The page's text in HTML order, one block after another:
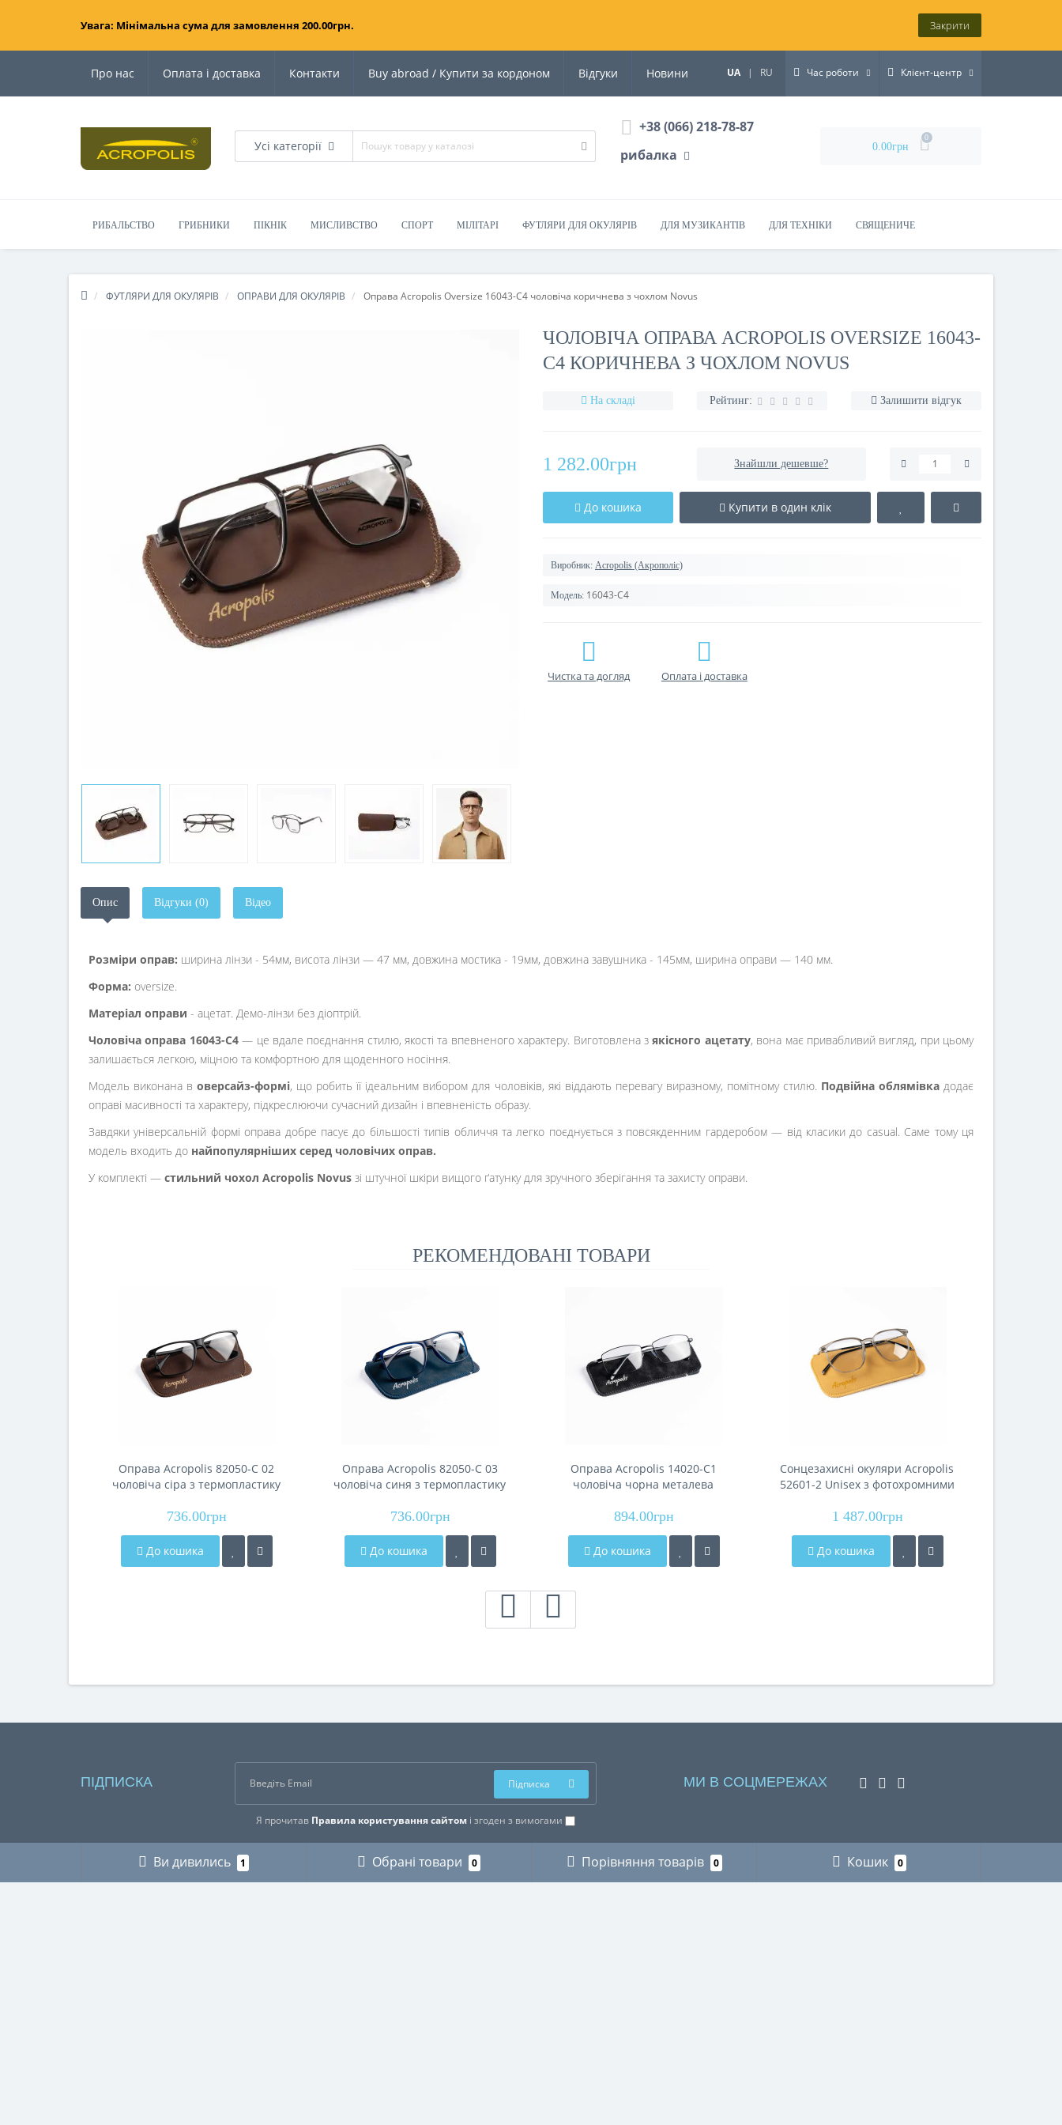
Увага: Мінімальна сума для замовлення 200.00грн. Закрити
Про нас Оплата і доставка Контакти Buy abroad / Купити за кордоном Відгуки Новини UA | RU Час роботи Клієнт-центр
Усі категорії
+38 (066) 218-78-87
рибалка
0.00грн
0
РИБАЛЬСТВО ГРИБНИКИ ПІКНІК МИСЛИВСТВО СПОРТ МІЛІТАРІ ФУТЛЯРИ ДЛЯ ОКУЛЯРІВ ДЛЯ МУЗИКАНТІВ ДЛЯ ТЕХНІКИ СВЯЩЕНИЧЕ
ФУТЛЯРИ ДЛЯ ОКУЛЯРІВ ОПРАВИ ДЛЯ ОКУЛЯРІВ Оправа Acropolis Oversize 16043-C4 чоловіча коричнева з чохлом Novus
ЧОЛОВІЧА ОПРАВА ACROPOLIS OVERSIZE 16043-
C4 КОРИЧНЕВА З ЧОХЛОМ NOVUS
На складі Рейтинг: Залишити відгук
1 282.00грн Знайшли дешевше?
До кошика Купити в один клік
Виробник: Acropolis (Акрополіс)
Модель: 16043-C4
Чистка та догляд Оплата і доставка
Опис Відгуки (0) Відео
Розміри оправ: ширина лінзи - 54мм, висота лінзи — 47 мм, довжина мостика - 19мм, довжина завушника - 145мм, ширина оправи — 140 мм.
Форма: oversize.
Матеріал оправи - ацетат. Демо-лінзи без діоптрій.
Чоловіча оправа 16043-C4— це вдале поєднання стилю, якості та впевненого характеру. Виготовлена зякісного ацетату, вона має привабливий вигляд, при цьому
залишається легкою, міцною та комфортною для щоденного носіння.
Модель виконана воверсайз-формі, що робить її ідеальним вибором для чоловіків, які віддають перевагу виразному, помітному стилю. Подвійна облямівкадодає
оправі масивності та характеру, підкреслюючи сучасний дизайн і впевненість образу.
Завдяки універсальній формі оправа добре пасує до більшості типів обличчя та легко поєднується з повсякденним гардеробом — від класики до casual. Саме тому ця
модель входить до найпопулярніших серед чоловічих оправ.
У комплекті — стильний чохол Acropolis Novus зі штучної шкіри вищого ґатунку для зручного зберігання та захисту оправи.
РЕКОМЕНДОВАНІ ТОВАРИ
Оправа Acropolis 82050-C 02
чоловіча сіра з термопластику
736.00грн
До кошика
Оправа Acropolis 82050-С 03
чоловіча синя з термопластику
736.00грн
До кошика
Оправа Acropolis 14020-C1
чоловіча чорна металева
894.00грн
До кошика
Сонцезахисні окуляри Acropolis
52601-2 Unisex з фотохромними
оправою
1 487.00грн
До кошика
ПІДПИСКА
Я прочитав Правила користування сайтомі згоден з вимогами
Підписка МИ В СОЦМЕРЕЖАХ
Ви дивились 1 Обрані товари 0 Порівняння товарів 0 Кошик 0